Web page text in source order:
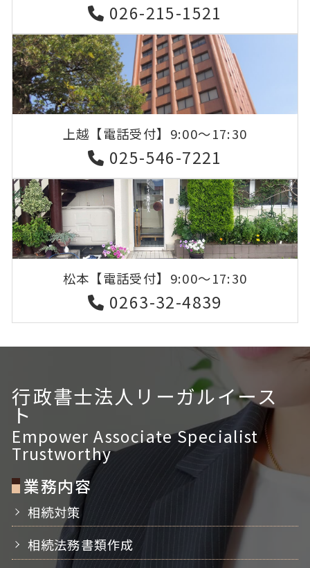
026-215-1521
上越 【電話受付】9:00〜17:30
025-546-7221
松本 【電話受付】9:00〜17:30
0263-32-4839
行政書士法人リーガルイース
ト
Empower Associate Specialist
Trustworthy
業務内容
相続対策
相続法務書類作成